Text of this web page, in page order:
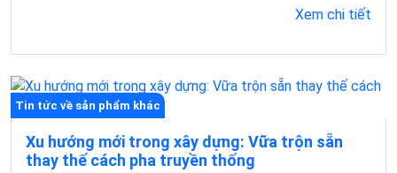
Xem chi tiết
Tin tức về sản phẩm khác
Xu hướng mới trong xây dựng: Vữa trộn sẵn
thay thế cách pha truyền thống